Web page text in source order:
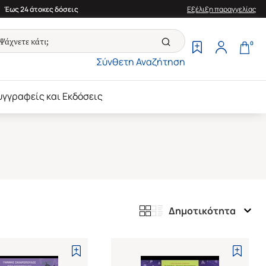
Έως 24 άτοκες δόσεις Εξέλιξη παραγγελίας
Σύνθετη Αναζήτηση
0
και Εκδόσεις
Δημοτικότητα